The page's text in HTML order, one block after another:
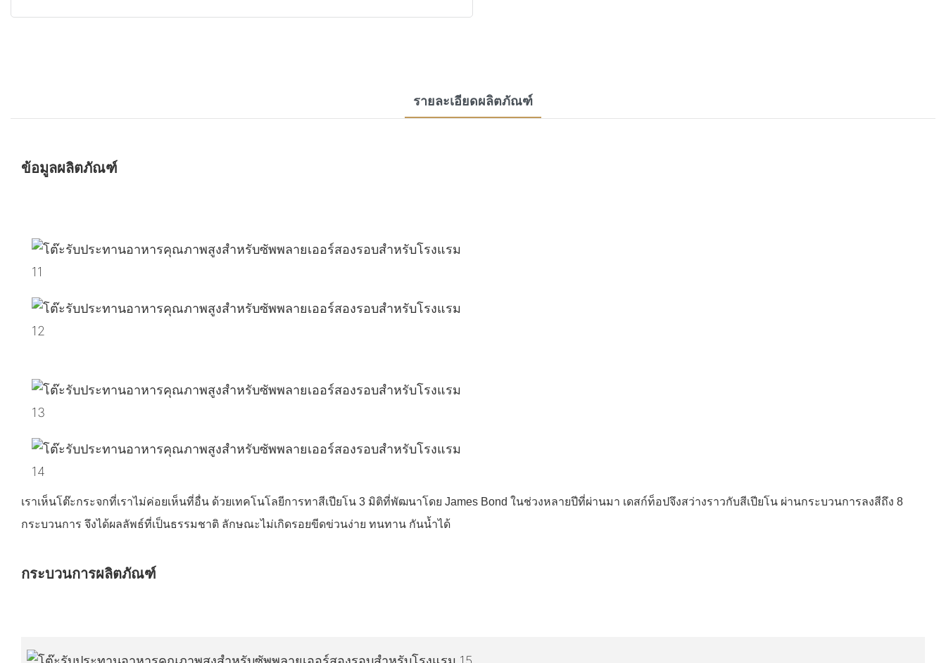
รายละเอียดผลิตภัณฑ์
ข้อมูลผลิตภัณฑ์
เราเห็นโต๊ะกระจกที่เราไม่ค่อยเห็นที่อื่น ด้วยเทคโนโลยีการทาสีเปียโน 3 มิติที่พัฒนาโดย James Bond ในช่วงหลายปีที่ผ่านมา เดสก์ท็อปจึงสว่างราวกับสีเปียโน ผ่านกระบวนการลงสีถึง 8
กระบวนการ จึงได้ผลลัพธ์ที่เป็นธรรมชาติ ลักษณะไม่เกิดรอยขีดข่วนง่าย ทนทาน กันน้ำได้
กระบวนการผลิตภัณฑ์